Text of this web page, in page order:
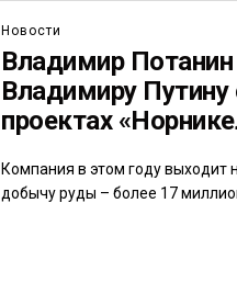
Новости
Владимир Потанин
Владимиру Путину
проектах
Компания в этом году выходит
добычу руды – более 17